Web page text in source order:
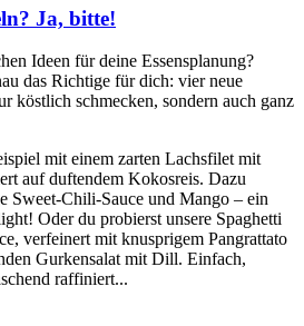
Ja, bitte!
Ideen für deine Essensplanung?
das Richtige für dich: vier neue
köstlich schmecken, sondern auch ganz
mit einem zarten Lachsfilet mit
auf duftendem Kokosreis. Dazu
Sweet-Chili-Sauce und Mango – ein
Oder du probierst unsere Spaghetti
verfeinert mit knusprigem Pangrattato
Gurkensalat mit Dill. Einfach,
raffiniert...